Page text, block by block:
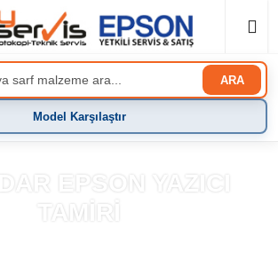
ARA
Model Karşılaştır
EPSON YAZICI
TAMİRİ